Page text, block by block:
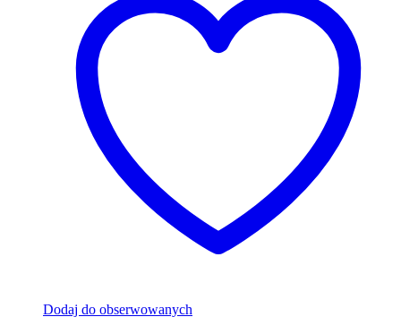
Dodaj do obserwowanych